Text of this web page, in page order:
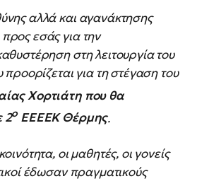
αλλά και αγανάκτησης
εσάς για την
στη λειτουργία του
προορίζεται για τη στέγαση του
Χορτιάτη που θα
2οΕΕΕΕΚ Θέρμης.
οι μαθητές, οι γονείς
έδωσαν πραγματικούς